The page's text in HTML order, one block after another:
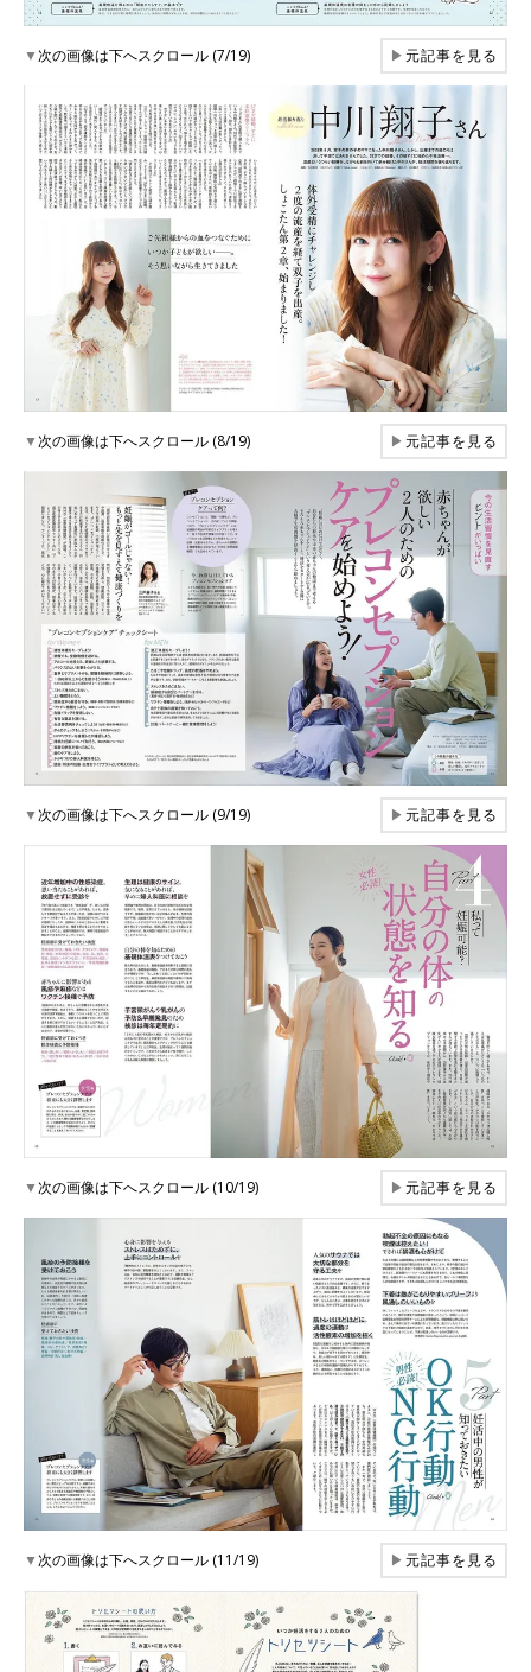
▼次の画像は下へスクロール (7/19) ▶元記事を見る
▼次の画像は下へスクロール (8/19) ▶元記事を見る
▼次の画像は下へスクロール (9/19) ▶元記事を見る
▼次の画像は下へスクロール (10/19) ▶元記事を見る
▼次の画像は下へスクロール (11/19) ▶元記事を見る